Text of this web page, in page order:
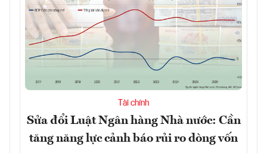
Tài chính
Sửa đổi Luật Ngân hàng Nhà nước: Cần
tăng năng lực cảnh báo rủi ro dòng vốn